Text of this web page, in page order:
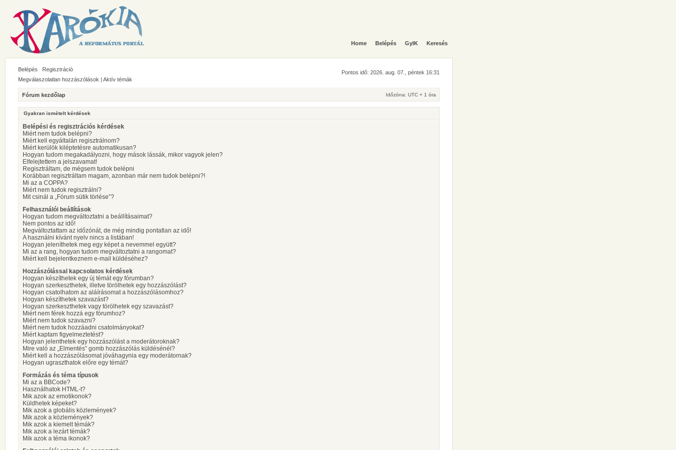
Home Belépés GyIK Keresés
Belépés Regisztráció
Pontos idő: 2026. aug. 07., péntek 16:31
Megválaszolatlan hozzászólások | Aktív témák
Fórum kezdőlap Időzóna: UTC + 1 óra
Gyakran ismételt kérdések
Belépési és regisztrációs kérdések
Miért nem tudok belépni?
Miért kell egyáltalán regisztrálnom?
Miért kerülök kiléptetésre automatikusan?
Hogyan tudom megakadályozni, hogy mások lássák, mikor vagyok jelen?
Elfelejtettem a jelszavamat!
Regisztráltam, de mégsem tudok belépni
Korábban regisztráltam magam, azonban már nem tudok belépni?!
Mi az a COPPA?
Miért nem tudok regisztrálni?
Mit csinál a „Fórum sütik törlése”?
Felhasználói beállítások
Hogyan tudom megváltoztatni a beállításaimat?
Nem pontos az idő!
Megváltoztattam az időzónát, de még mindig pontatlan az idő!
A használni kívánt nyelv nincs a listában!
Hogyan jeleníthetek meg egy képet a nevemmel együtt?
Mi az a rang, hogyan tudom megváltoztatni a rangomat?
Miért kell bejelentkeznem e-mail küldéséhez?
Hozzászólással kapcsolatos kérdések
Hogyan készíthetek egy új témát egy fórumban?
Hogyan szerkeszthetek, illetve törölhetek egy hozzászólást?
Hogyan csatolhatom az aláírásomat a hozzászólásomhoz?
Hogyan készíthetek szavazást?
Hogyan szerkeszthetek vagy törölhetek egy szavazást?
Miért nem férek hozzá egy fórumhoz?
Miért nem tudok szavazni?
Miért nem tudok hozzáadni csatolmányokat?
Miért kaptam figyelmeztetést?
Hogyan jelenthetek egy hozzászólást a moderátoroknak?
Mire való az „Elmentés” gomb hozzászólás küldésénél?
Miért kell a hozzászólásomat jóváhagynia egy moderátornak?
Hogyan ugraszthatok előre egy témát?
Formázás és téma típusok
Mi az a BBCode?
Használhatok HTML-t?
Mik azok az emotikonok?
Küldhetek képeket?
Mik azok a globális közlemények?
Mik azok a közlemények?
Mik azok a kiemelt témák?
Mik azok a lezárt témák?
Mik azok a téma ikonok?